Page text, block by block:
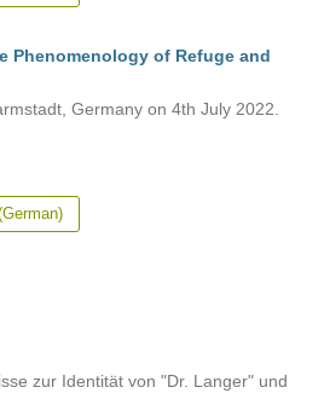
Phenomenology of Refuge and
Germany on 4th July 2022.
zur Identität von "Dr. Langer" und